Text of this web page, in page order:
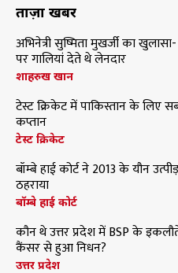
ताज़ा खबरें
अभिनेत्री सुष्मिता मुखर्जी का
पर गालियां देते थे लेनदार
शाहरुख खान
टेस्ट क्रिकेट में पाकिस्तान के लिए
कप्तान
टेस्ट क्रिकेट
बॉम्बे हाई कोर्ट ने 2013 के यौन
ठहराया
बॉम्बे हाई कोर्ट
कौन थे उत्तर प्रदेश में BSP के
कैंसर से हुआ निधन?
उत्तर प्रदेश